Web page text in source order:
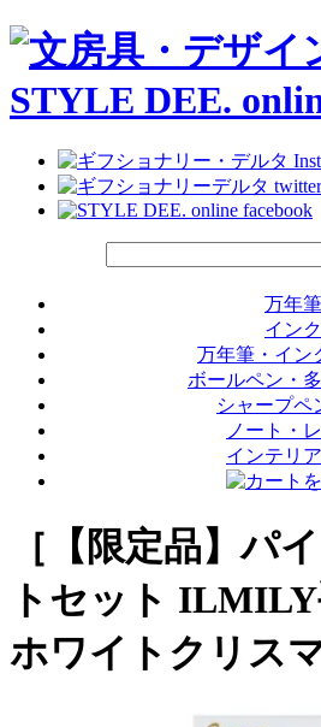
万年筆
インク
万年筆・イン
ボールペン・
シャープペ
ノート・
インテリ
［【限定品】パ
トセット
ホワイトクリスマ